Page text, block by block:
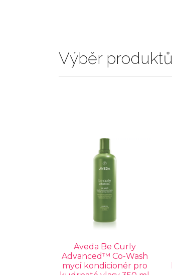
Výběr produktů
Aveda Be Curly
Advanced™ Co-Wash
mycí kondicionér pro